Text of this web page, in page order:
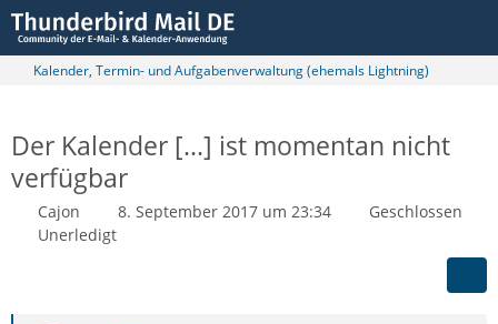
Kalender, Termin- und Aufgabenverwaltung (ehemals Lightning)
Der Kalender [...] ist momentan nicht
verfügbar
Cajon 8. September 2017 um 23:34
Geschlossen
Unerledigt